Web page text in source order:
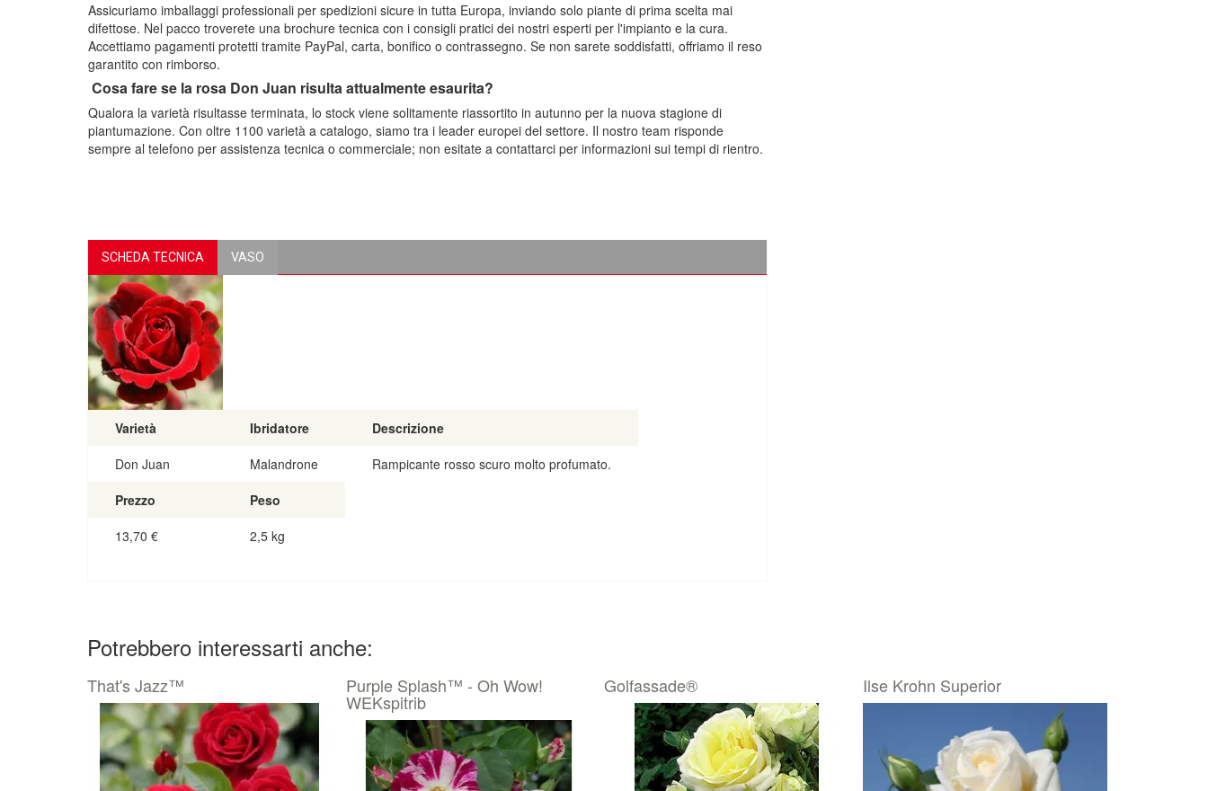
Assicuriamo imballaggi professionali per spedizioni sicure in tutta Europa, inviando solo piante di prima scelta mai
difettose. Nel pacco troverete una brochure tecnica con i consigli pratici dei nostri esperti per l'impianto e la cura.
Accettiamo pagamenti protetti tramite PayPal, carta, bonifico o contrassegno. Se non sarete soddisfatti, offriamo il reso
garantito con rimborso.
Cosa fare se la rosa Don Juan risulta attualmente esaurita?
Qualora la varietà risultasse terminata, lo stock viene solitamente riassortito in autunno per la nuova stagione di
piantumazione. Con oltre 1100 varietà a catalogo, siamo tra i leader europei del settore. Il nostro team risponde
sempre al telefono per assistenza tecnica o commerciale; non esitate a contattarci per informazioni sui tempi di rientro.
SCHEDA TECNICA VASO
Varietà Ibridatore
Descrizione
Don Juan
Malandrone
Rampicante rosso scuro molto profumato.
Prezzo
Peso
13,70 € 2,5 kg
Potrebbero interessarti anche:
That's Jazz™ Purple Splash™ - Oh Wow!
WEKspitrib
Golfassade® Ilse Krohn Superior